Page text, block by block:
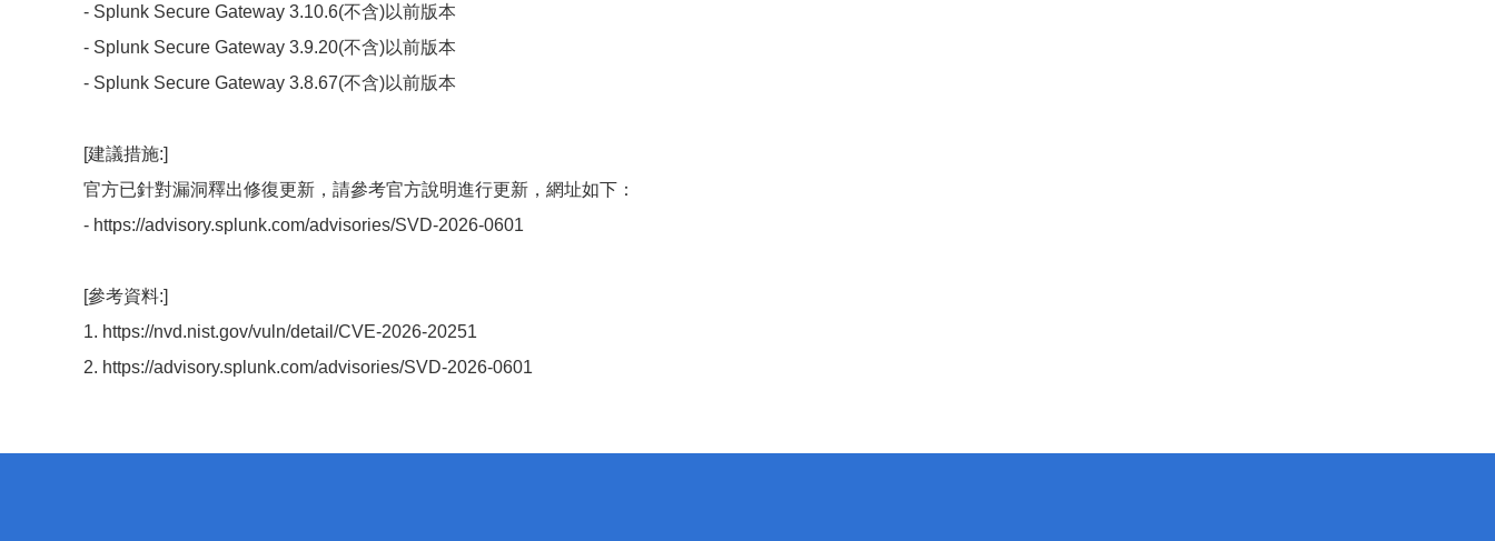
- Splunk Secure Gateway 3.10.6(不含)以前版本
- Splunk Secure Gateway 3.9.20(不含)以前版本
- Splunk Secure Gateway 3.8.67(不含)以前版本
[建議措施:]
官方已針對漏洞釋出修復更新，請參考官方說明進行更新，網址如下：
- https://advisory.splunk.com/advisories/SVD-2026-0601
[參考資料:]
1. https://nvd.nist.gov/vuln/detail/CVE-2026-20251
2. https://advisory.splunk.com/advisories/SVD-2026-0601